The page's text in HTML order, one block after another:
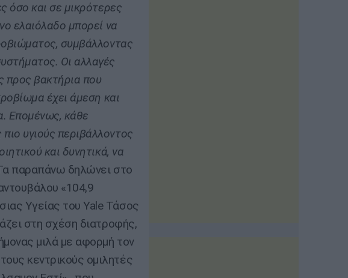
όσο και σε μικρότερες
ελαιόλαδο μπορεί να
συμβάλλοντας
Οι αλλαγές
προς βακτήρια που
έχει άμεση και
Επομένως, κάθε
υγιούς περιβάλλοντος
και δυνητικά, να
παραπάνω δηλώνει στο
«104,9
Υγείας του Yale Τάσος
στη σχέση διατροφής,
μιλά με αφορμή τον
κεντρικούς ομιλητές